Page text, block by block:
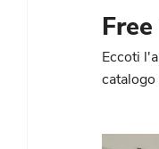
Eccoti